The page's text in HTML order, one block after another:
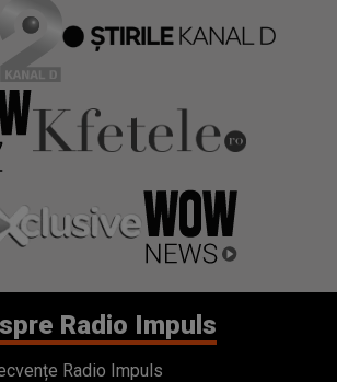
Radio Impuls
Radio Impuls